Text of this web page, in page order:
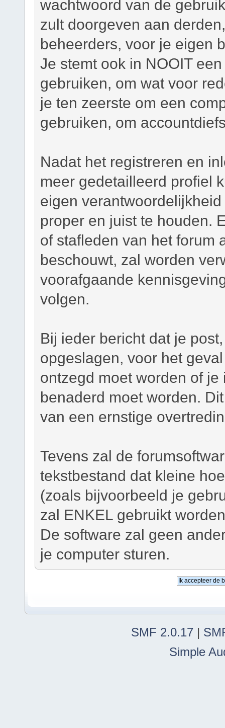
wachtwoord van de
zult doorgeven aan
beheerders, voor je eigen
Je stemt ook in NOOIT
gebruiken, om wat voor
je ten zeerste om een
gebruiken, om
Nadat het registreren en
meer gedetailleerd profiel
eigen
proper en juist te houden.
of stafleden van het forum
beschouwt, zal worden
voorafgaande
volgen.
Bij ieder bericht dat je
opgeslagen, voor het
ontzegd moet worden of
benaderd moet worden.
van een ernstige
Tevens zal de
tekstbestand dat kleine
(zoals bijvoorbeeld je
zal ENKEL gebruikt
De software zal geen
je computer sturen.
SMF 2.0.17 |
Simple